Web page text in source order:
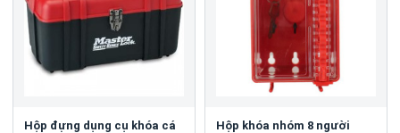
Hộp đựng dụng cụ khóa cá
Hộp khóa nhóm 8 người